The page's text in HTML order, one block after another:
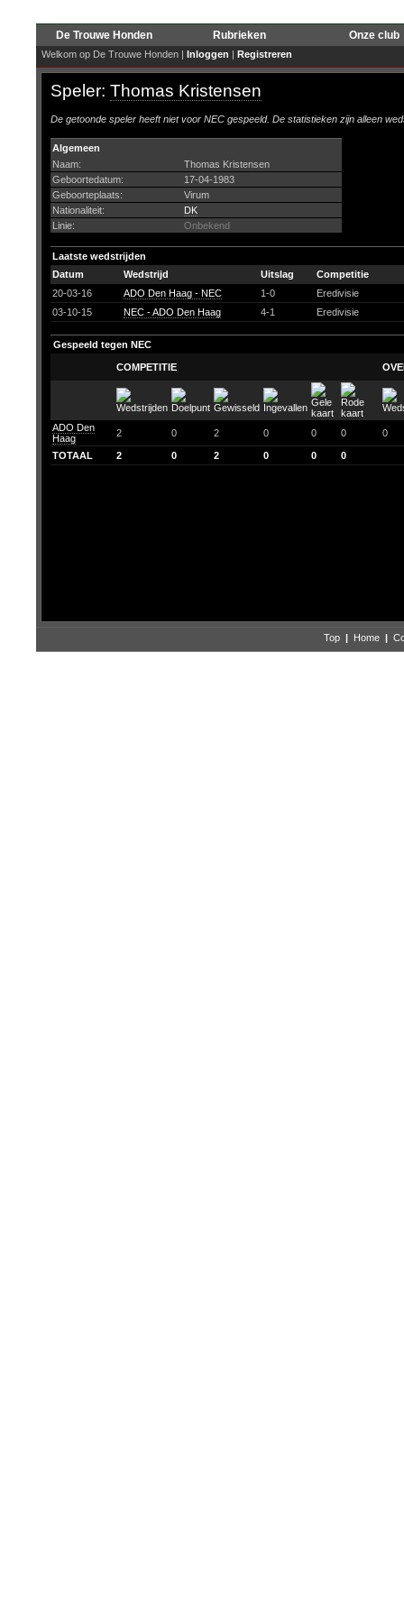
De Trouwe Honden Rubrieken Onze club
Welkom op De Trouwe Honden | Inloggen | Registreren
Speler: Thomas Kristensen
De getoonde speler heeft niet voor NEC gespeeld. De statistieken zijn alleen
Algemeen
Naam:
Thomas Kristensen
Geboortedatum:
17-04-1983
Geboorteplaats:
Virum
Nationaliteit:
DK
Linie:
Onbekend
Laatste wedstrijden
Datum
Wedstrijd Uitslag
Competitie
20-03-16
ADO Den Haag - NEC 1-0
Eredivisie
03-10-15
NEC - ADO Den Haag 4-1 Eredivisie
Gespeeld tegen NEC
COMPETITIE
ADO Den
Haag
2 0 2 0 0 0 0
TOTAAL 2 0 2 0 0 0
Top | Home |